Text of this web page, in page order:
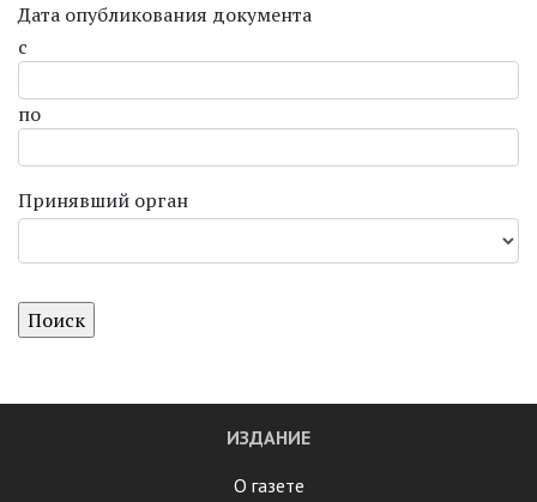
Дата опубликования документа
с
по
Принявший орган
ИЗДАНИЕ
О газете